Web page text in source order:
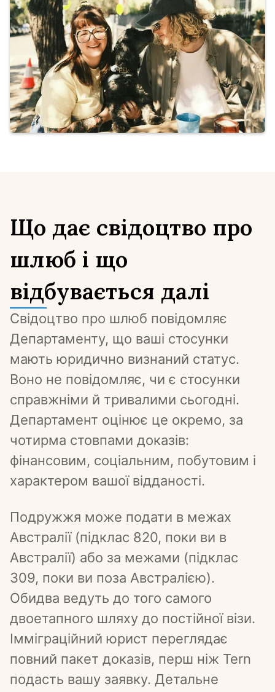
Що дає свідоцтво про
шлюб і що
відбувається далі
Свідоцтво про шлюб повідомляє
Департаменту, що ваші стосунки
мають юридично визнаний статус.
Воно не повідомляє, чи є стосунки
справжніми й тривалими сьогодні.
Департамент оцінює це окремо, за
чотирма стовпами доказів:
фінансовим, соціальним, побутовим і
характером вашої відданості.
Подружжя може подати в межах
Австралії (підклас 820, поки ви в
Австралії) або за межами (підклас
309, поки ви поза Австралією).
Обидва ведуть до того самого
двоетапного шляху до постійної візи.
Імміграційний юрист переглядає
повний пакет доказів, перш ніж Tern
подасть вашу заявку. Детальне